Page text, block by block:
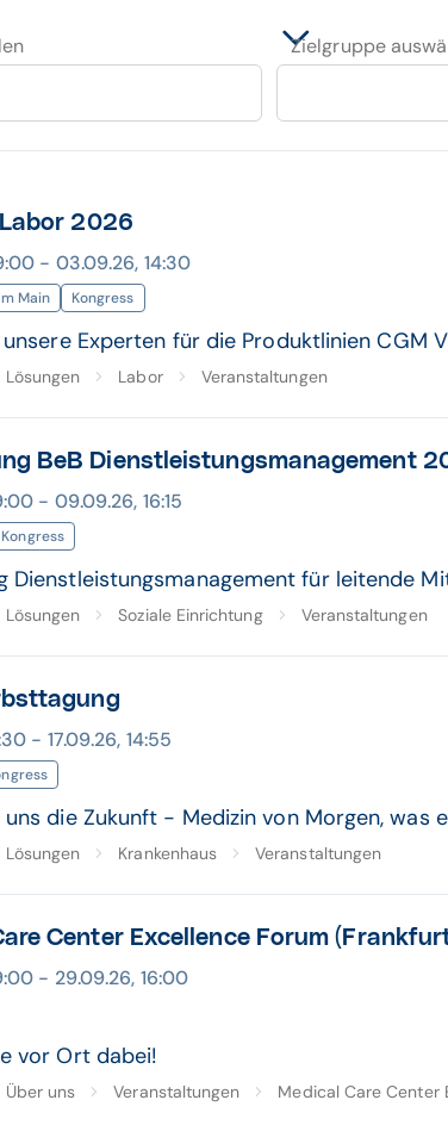
Zielgruppe
2026
- 03.09.26, 14:30
Main Kongress
Experten für die Produktlinien CGM
Lösungen Labor Veranstaltungen
BeB Dienstleistungsmanagement
- 09.09.26, 16:15
Kongress
Dienstleistungsmanagement für leitende
Lösungen Soziale Einrichtung Veranstaltungen
- 17.09.26, 14:55
die Zukunft - Medizin von Morgen, was
Lösungen Krankenhaus Veranstaltungen
Center Excellence Forum
- 29.09.26, 16:00
vor Ort dabei!
Über uns Veranstaltungen Medical Care Center